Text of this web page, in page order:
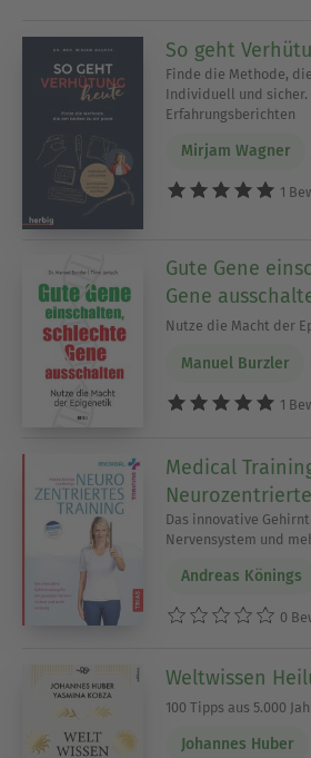
So geht
Finde die Methode,
Individuell und sicher.
Erfahrungsberichten
Mirjam Wagner
1
Gute Gene
Gene
Nutze die Macht der
Manuel Burzler
1
Medical
Das innovative
Nervensystem und
Andreas Könings
0
Weltwissen
100 Tipps aus 5.000
Johannes Huber